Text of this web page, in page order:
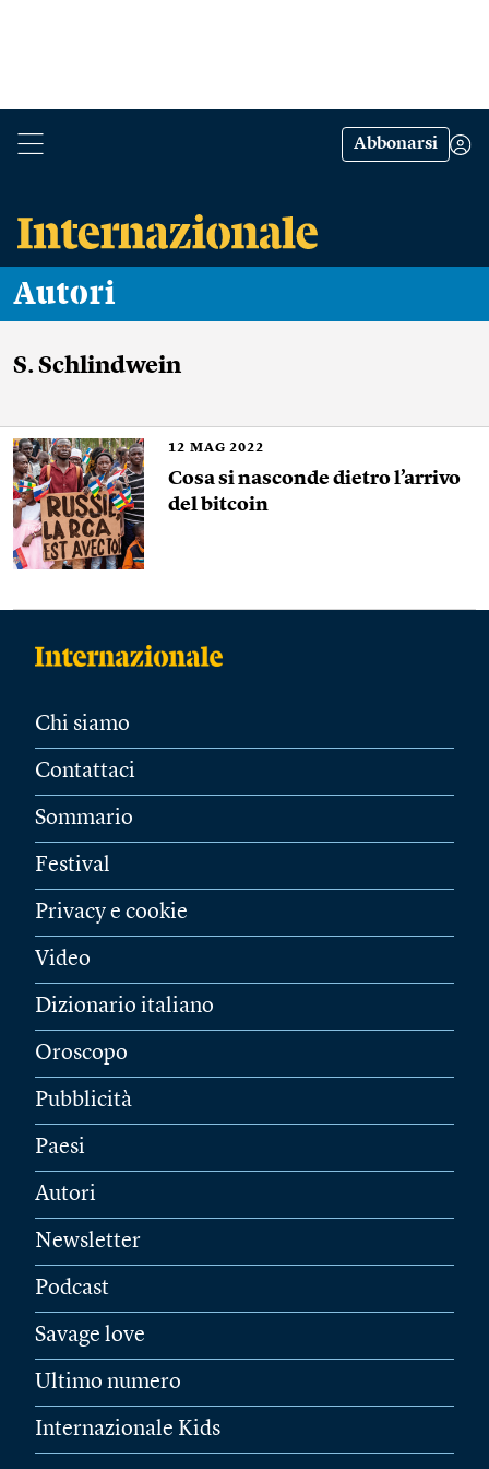
Abbonarsi
Autori
S. Schlindwein
12 MAG 2022
Cosa si nasconde dietro l’arrivo
del bitcoin
Chi siamo
Contattaci
Sommario
Festival
Privacy e cookie
Video
Dizionario italiano
Oroscopo
Pubblicità
Paesi
Autori
Newsletter
Podcast
Savage love
Ultimo numero
Internazionale Kids